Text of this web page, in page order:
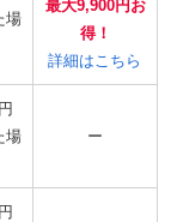
場
最大9,900円お
得！
詳細はこちら
場
ー